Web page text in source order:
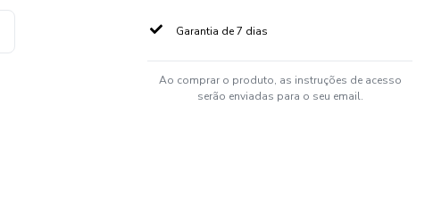
Garantia de 7 dias
Ao comprar o produto, as instruções de acesso
serão enviadas para o seu email.